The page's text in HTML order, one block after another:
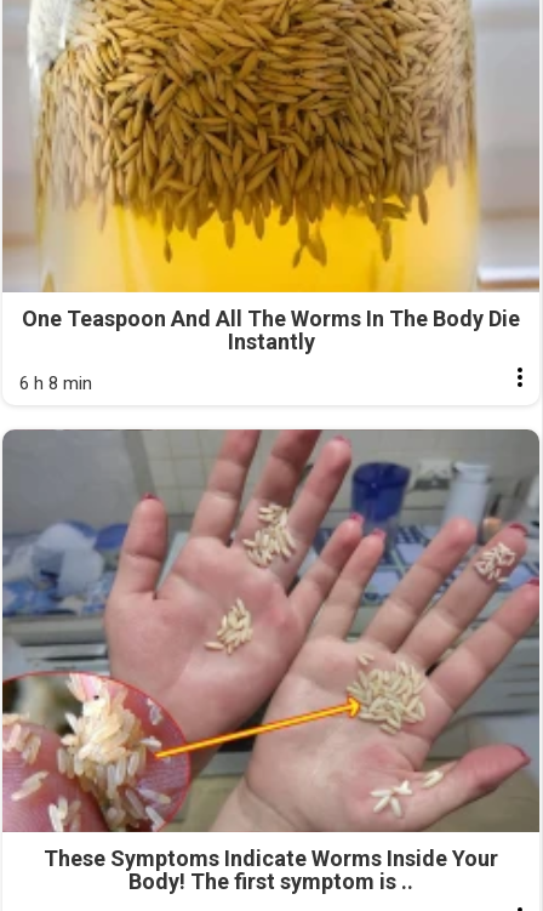
One Teaspoon And All The Worms In The Body Die
Instantly
6 h 8 min
These Symptoms Indicate Worms Inside Your
Body! The first symptom is ..